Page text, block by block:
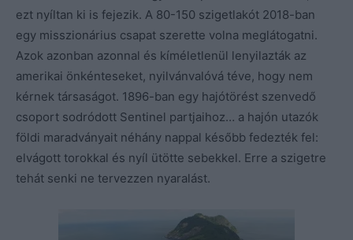
ezt nyíltan ki is fejezik. A 80-150 szigetlakót 2018-ban
egy misszionárius csapat szerette volna meglátogatni.
Azok azonban azonnal és kíméletlenül lenyilazták az
amerikai önkénteseket, nyilvánvalóvá téve, hogy nem
kérnek társaságot. 1896-ban egy hajótörést szenvedő
csoport sodródott Sentinel partjaihoz… a hajón utazók
földi maradványait néhány nappal később fedezték fel:
elvágott torokkal és nyíl ütötte sebekkel. Erre a szigetre
tehát senki ne tervezzen nyaralást.